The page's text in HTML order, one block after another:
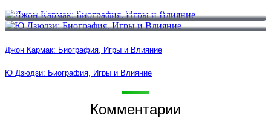
Ю Дзюдзи: Биография, Игры и Влияние
Джон Кармак: Биография, Игры и Влияние
Ю Дзюдзи: Биография, Игры и Влияние
Комментарии